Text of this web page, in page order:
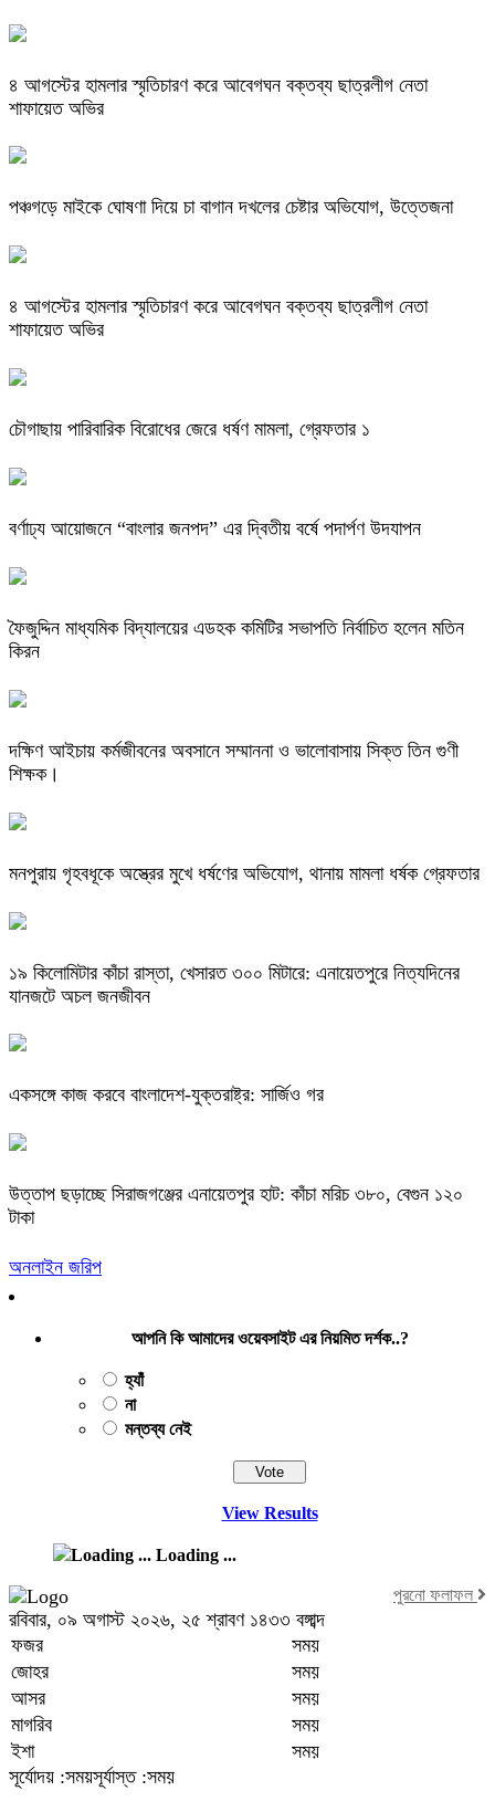
৪ আগস্টের হামলার স্মৃতিচারণ করে আবেগঘন বক্তব্য ছাত্রলীগ নেতা
শাফায়েত অভির
পঞ্চগড়ে মাইকে ঘোষণা দিয়ে চা বাগান দখলের চেষ্টার অভিযোগ, উত্তেজনা
৪ আগস্টের হামলার স্মৃতিচারণ করে আবেগঘন বক্তব্য ছাত্রলীগ নেতা
শাফায়েত অভির
চৌগাছায় পারিবারিক বিরোধের জেরে ধর্ষণ মামলা, গ্রেফতার ১
বর্ণাঢ্য আয়োজনে “বাংলার জনপদ” এর দ্বিতীয় বর্ষে পদার্পণ উদযাপন
ফৈজুদ্দিন মাধ্যমিক বিদ্যালয়ের এডহক কমিটির সভাপতি নির্বাচিত হলেন মতিন
কিরন
দক্ষিণ আইচায় কর্মজীবনের অবসানে সম্মাননা ও ভালোবাসায় সিক্ত তিন গুণী
শিক্ষক।
মনপুরায় গৃহবধূকে অস্ত্রের মুখে ধর্ষণের অভিযোগ, থানায় মামলা ধর্ষক গ্রেফতার
​১৯ কিলোমিটার কাঁচা রাস্তা, খেসারত ৩০০ মিটারে: এনায়েতপুরে নিত্যদিনের
যানজটে অচল জনজীবন
একসঙ্গে কাজ করবে বাংলাদেশ-যুক্তরাষ্ট্র: সার্জিও গর
উত্তাপ ছড়াচ্ছে সিরাজগঞ্জের এনায়েতপুর হাট: কাঁচা মরিচ ৩৮০, বেগুন ১২০
টাকা
অনলাইন জরিপ
আপনি কি আমাদের ওয়েবসাইট এর নিয়মিত দর্শক..?
হ্যাঁ
না
মন্তব্য নেই
View Results
Loading ...
পুরনো ফলাফল
রবিবার, ০৯ অগাস্ট ২০২৬, ২৫ শ্রাবণ ১৪৩৩ বঙ্গাব্দ
ফজর
সময়
জোহর
সময়
আসর
সময়
মাগরিব
সময়
ইশা
সময়
সূর্যোদয় :সময়সূর্যাস্ত :সময়